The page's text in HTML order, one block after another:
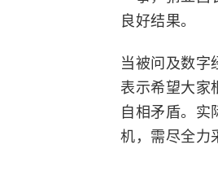
良好结果。
当被问及数字
表示希望大家
自相矛盾。实
机，需尽全力